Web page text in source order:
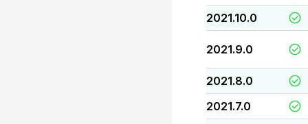
2021.10.0
2021.9.0
2021.8.0
2021.7.0